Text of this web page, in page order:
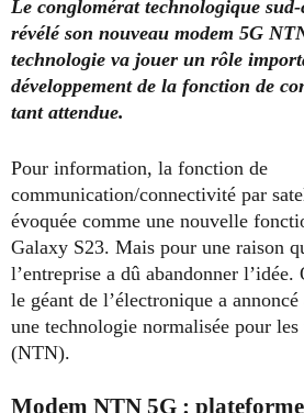
Le conglomérat technologique
révélé son nouveau modem 5G
technologie va jouer un rôle
développement de la fonction de
tant attendue.
Pour information, la fonction de
communication/connectivité par
évoquée comme une nouvelle
Galaxy S23. Mais pour une raison
l’entreprise a dû abandonner
le géant de l’électronique a
une technologie normalisée pour les
(NTN).
Modem NTN 5G :